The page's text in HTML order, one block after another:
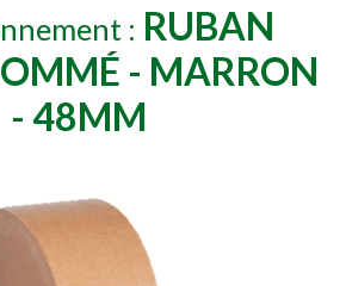
: RUBAN
- MARRON
- 48MM